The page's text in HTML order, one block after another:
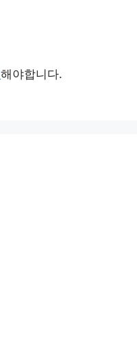
해야합니다.